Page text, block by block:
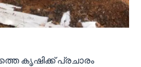
കൃഷിക്ക് പ്രചാരം